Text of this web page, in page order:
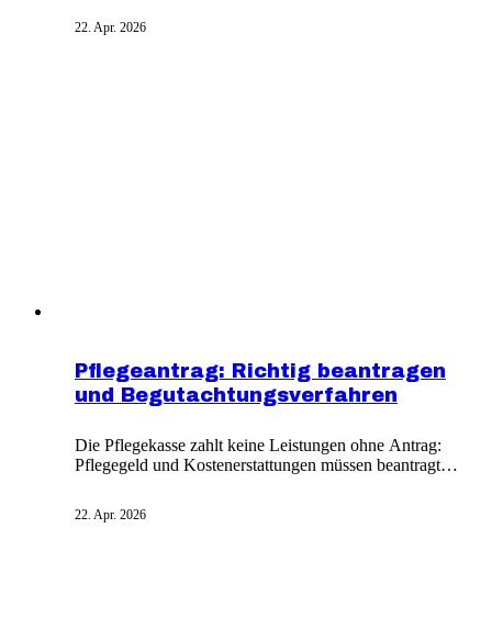
nur auf ältere Menschen, sondern auch auf körperlich,
22. Apr. 2026
Pflegeantrag: Richtig beantragen
und Begutachtungsverfahren
Die Pflegekasse zahlt keine Leistungen ohne Antrag:
Pflegegeld und Kostenerstattungen müssen beantragt
Pflegebedürftigkeit von mindestens sechs Monaten ist
22. Apr. 2026